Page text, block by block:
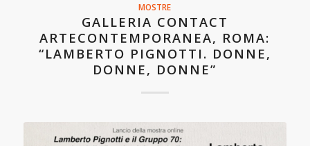
MOSTRE
GALLERIA CONTACT
ARTECONTEMPORANEA, ROMA:
“LAMBERTO PIGNOTTI. DONNE,
DONNE, DONNE”